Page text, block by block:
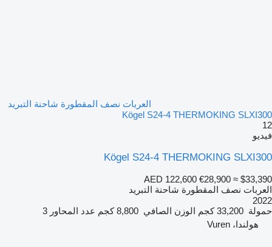
العربات نصف المقطورة شاحنة التبريد
Kögel S24-4 THERMOKING SLXI300
12
فيديو
Kögel S24-4 THERMOKING SLXI300
AED 122,600 €28,900 ≈ $33,390
العربات نصف المقطورة شاحنة التبريد
2022
حمولة 33,200 كجم الوزن الصافي 8,800 كجم عدد المحاور 3
هولندا، Vuren